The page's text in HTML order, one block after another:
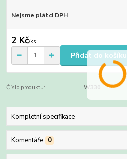
Nejsme plátci DPH
2 Kč/ks
Přidat do košíku
Číslo produktu: W330
Kompletní specifikace
Komentáře 0